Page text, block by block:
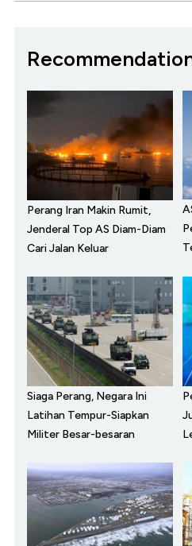
Perang Iran Makin Rumit,
Jenderal Top AS Diam-Diam
Cari Jalan Keluar
Siaga Perang, Negara Ini
Latihan Tempur-Siapkan
Militer Besar-besaran